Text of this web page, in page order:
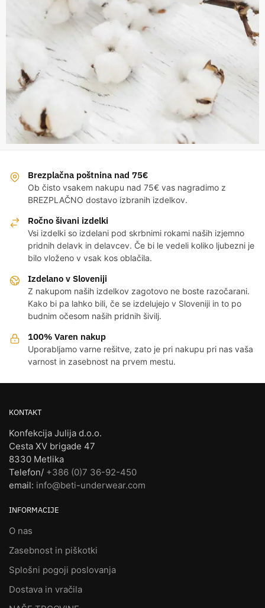
Brezplačna poštnina nad 75€
Ob čisto vsakem nakupu nad 75€ vas nagradimo z
BREZPLAČNO dostavo izbranih izdelkov.
Ročno šivani izdelki
Vsi izdelki so izdelani pod skrbnimi rokami naših izjemno
pridnih delavk in delavcev. Če bi le vedeli koliko ljubezni je
bilo vloženo v vsak kos oblačila.
Izdelano v Sloveniji
Z nakupom naših izdelkov zagotovo ne boste razočarani.
Kako bi pa lahko bili, če se izdelujejo v Sloveniji in to po
budnim očesom naših pridnih šivilj.
100% Varen nakup
Uporabljamo varne rešitve, zato je pri nakupu pri nas vaša
varnost in zasebnost na prvem mestu.
KONTAKT
Konfekcija Julija d.o.o.
Cesta XV brigade 47
8330 Metlika
Telefon/ +386 (0)7 36-92-450
email: info@beti-underwear.com
INFORMACIJE
O nas
Zasebnost in piškotki
Splošni pogoji poslovanja
Dostava in vračila